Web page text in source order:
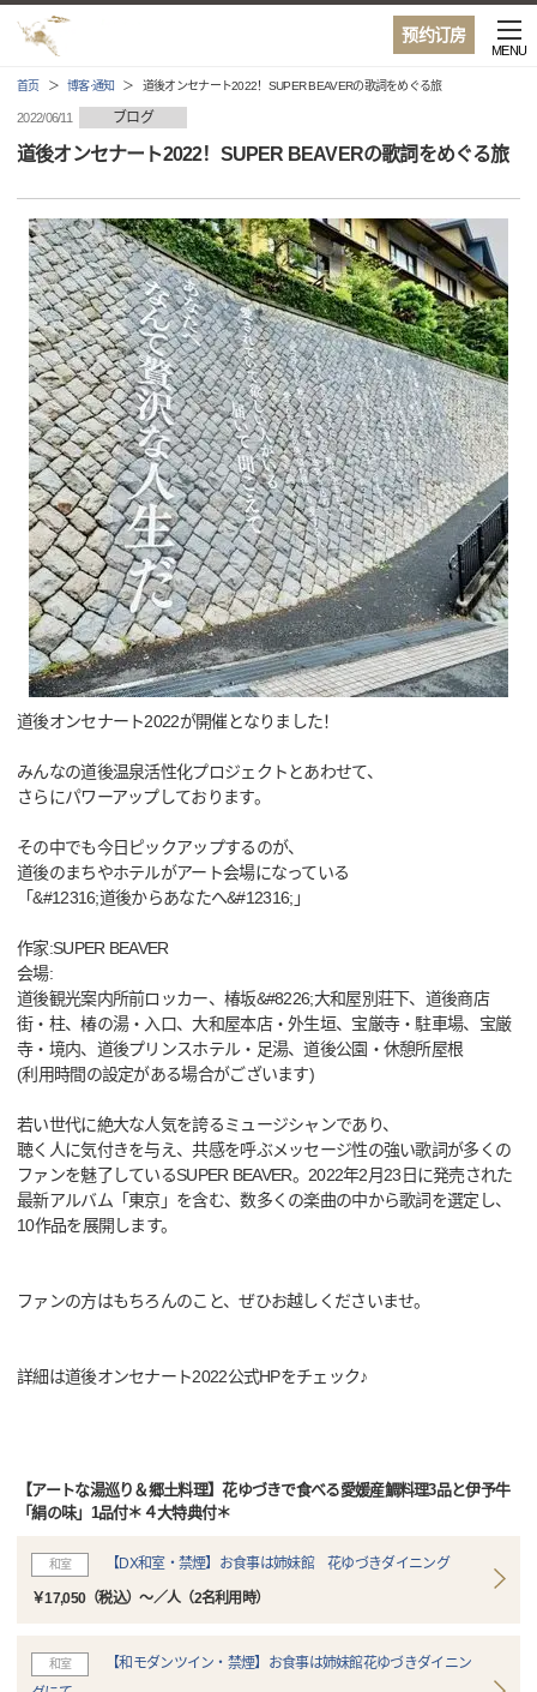
预约订房
MENU
首页 博客·通知 道後オンセナート2022！SUPER BEAVERの歌詞をめぐる旅
2022/06/11 ブログ
道後オンセナート2022！SUPER BEAVERの歌詞をめぐる旅
道後オンセナート2022が開催となりました！
みんなの道後温泉活性化プロジェクトとあわせて、
さらにパワーアップしております。
その中でも今日ピックアップするのが、
道後のまちやホテルがアート会場になっている
「&#12316;道後からあなたへ&#12316;」
作家:SUPER BEAVER
会場:
道後観光案内所前ロッカー、椿坂&#8226;大和屋別荘下、道後商店
街・柱、椿の湯・入口、大和屋本店・外生垣、宝厳寺・駐車場、宝厳
寺・境内、道後プリンスホテル・足湯、道後公園・休憩所屋根
(利用時間の設定がある場合がございます)
若い世代に絶大な人気を誇るミュージシャンであり、
聴く人に気付きを与え、共感を呼ぶメッセージ性の強い歌詞が多くの
ファンを魅了しているSUPER BEAVER。2022年2月23日に発売された
最新アルバム「東京」を含む、数多くの楽曲の中から歌詞を選定し、
10作品を展開します。
ファンの方はもちろんのこと、ぜひお越しくださいませ。
詳細は道後オンセナート2022公式HPをチェック♪
【アートな湯巡り＆郷土料理】花ゆづきで食べる愛媛産鯛料理3品と伊予牛
「絹の味」1品付＊４大特典付＊
和室 【DX和室・禁煙】お食事は姉妹館 花ゆづきダイニング
￥17,050（税込）～／人（2名利用時）
和室
【和モダンツイン・禁煙】お食事は姉妹館花ゆづきダイニン